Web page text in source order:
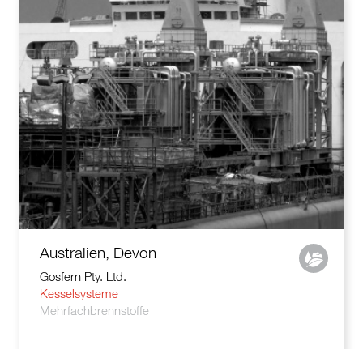
Australien, Devon
Gosfern Pty. Ltd.
Kesselsysteme
Mehrfachbrennstoffe